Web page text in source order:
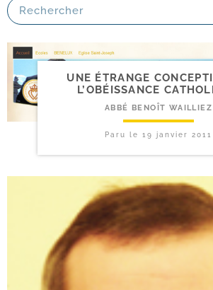
UNE ÉTRANGE
L’OBÉISSANCE
ABBÉ BENOÎT WAILLIEZ
Paru le 19 janvier 2011